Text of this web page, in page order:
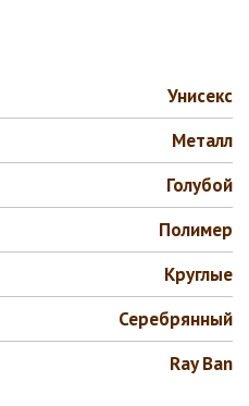
Унисекс
Металл
Голубой
Полимер
Круглые
Серебрянный
Ray Ban